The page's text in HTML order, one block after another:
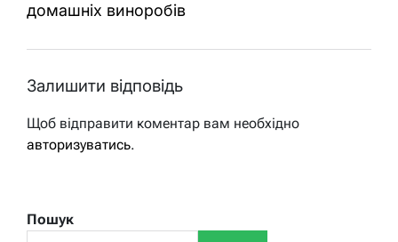
домашніх виноробів
Залишити відповідь
Щоб відправити коментар вам необхідно
авторизуватись.
Пошук